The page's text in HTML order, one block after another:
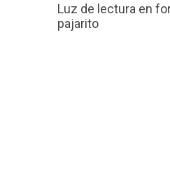
Luz de lectura en
pajarito